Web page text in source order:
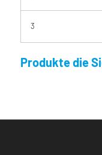
3
Produkte die